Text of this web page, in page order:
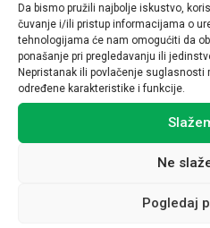
Da bismo pružili najbolje iskustvo,
čuvanje i/ili pristup informacijama o
tehnologijama će nam omogućiti da
ponašanje pri pregledavanju ili
Nepristanak ili povlačenje suglasnosti
određene karakteristike i funkcije.
Ne
Pogledaj
Tip
obična
Povezani proizvodi